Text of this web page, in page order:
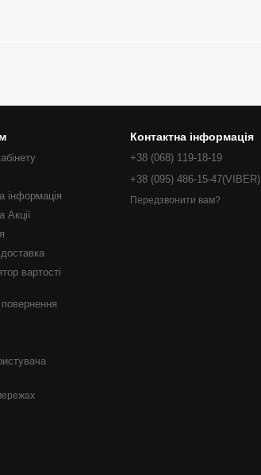
інформація
Акції
вартості
Контактна інформація
+38 (068) 119-18-19
+38 (095) 486-15-47(VIBER)
Передзвонити вам?